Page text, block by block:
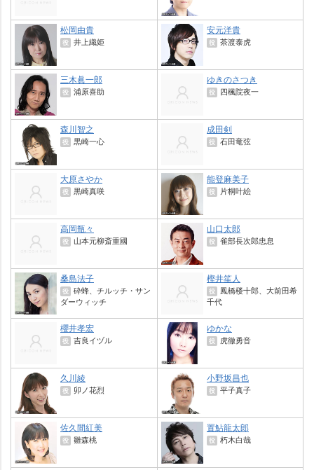
松岡由貴
役 井上織姫
安元洋貴
役 茶渡泰虎
三木眞一郎
役 浦原喜助
ゆきのさつき
役 四楓院夜一
森川智之
役 黒崎一心
成田剣
役 石田竜弦
大原さやか
役 黒崎真咲
能登麻美子
役 片桐叶絵
高岡瓶々
役 山本元柳斎重國
山口太郎
役 雀部長次郎忠息
桑島法子
役 砕蜂、チルッチ・サン
ダーウィッチ
樫井笙人
役
鳳橋楼十郎、大前田希
千代
櫻井孝宏
役 吉良イヅル
ゆかな
役 虎徹勇音
久川綾
役 卯ノ花烈
小野坂昌也
役 平子真子
佐久間紅美
役 雛森桃
置鮎龍太郎
役 朽木白哉